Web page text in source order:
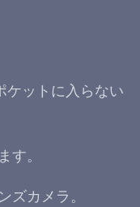
ケットに入らない
す。
ズカメラ。